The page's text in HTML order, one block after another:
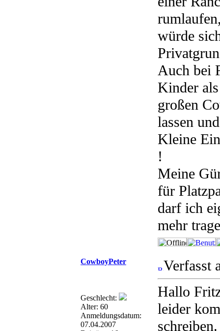
würde
Auch bei
Kinder
großen
lassen
Kleine
!
Meine
für
darf ich
mehr
CowboyPeter
Geschlecht:
Alter: 60
Anmeldungsdatum:
07.04.2007
Verfasst
Hallo
leider
schreiben.